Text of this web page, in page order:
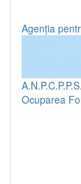
Agenția
Ocuparea